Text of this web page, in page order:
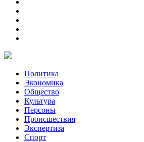
Политика
Экономика
Общество
Культура
Персоны
Происшествия
Экспертиза
Спорт